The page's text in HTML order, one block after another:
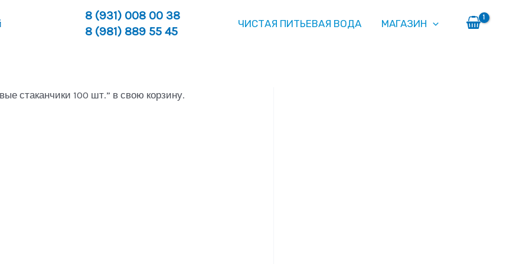
8 (931) 008 00 38
8 (981) 889 55 45
ЧИСТАЯ ПИТЬЕВАЯ ВОДА МАГАЗИН
стаканчики 100 шт.” в свою корзину.